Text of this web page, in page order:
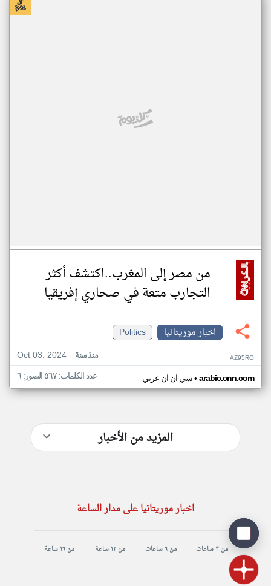
من مصر إلى المغرب..اكتشف أكثر
التجارب متعة في صحاري إفريقيا
اخبار موريتانيا
Politics
Oct 03, 2024
منذ سنة AZ95RO
سي ان ان عربي• arabic.cnn.com عدد الكلمات: ٥٦٧ الصور: ٦
المزيد من الأخبار
اخبار موريتانيا على مدار الساعة
من ٣ ساعات من ٦ ساعات من ١٢ ساعة من ١٦ ساعة